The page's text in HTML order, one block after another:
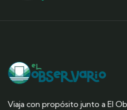
Viaja con propósito junto a El